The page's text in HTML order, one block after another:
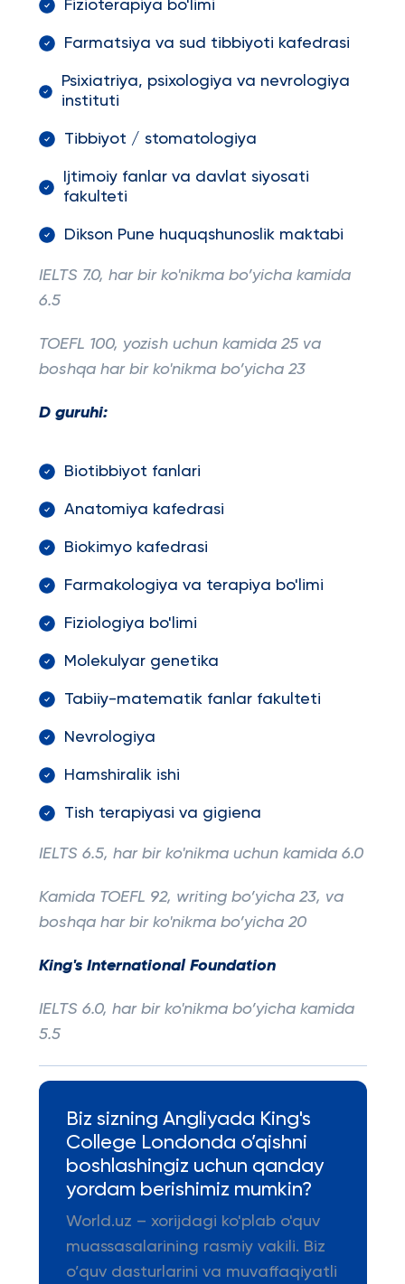
Fizioterapiya bo'limi
Farmatsiya va sud tibbiyoti kafedrasi
Psixiatriya, psixologiya va nevrologiya
instituti
Tibbiyot / stomatologiya
Ijtimoiy fanlar va davlat siyosati
fakulteti
Dikson Pune huquqshunoslik maktabi
IELTS 7.0, har bir ko'nikma bo’yicha kamida
6.5
TOEFL 100, yozish uchun kamida 25 va
boshqa har bir ko'nikma bo’yicha 23
D guruhi:
Biotibbiyot fanlari
Anatomiya kafedrasi
Biokimyo kafedrasi
Farmakologiya va terapiya bo'limi
Fiziologiya bo'limi
Molekulyar genetika
Tabiiy-matematik fanlar fakulteti
Nevrologiya
Hamshiralik ishi
Tish terapiyasi va gigiena
IELTS 6.5, har bir ko'nikma uchun kamida 6.0
Kamida TOEFL 92, writing bo’yicha 23, va
boshqa har bir ko'nikma bo’yicha 20
King's International Foundation
IELTS 6.0, har bir ko'nikma bo’yicha kamida
5.5
Biz sizning Angliyada King's
College Londonda o’qishni
boshlashingiz uchun qanday
yordam berishimiz mumkin?
World.uz – xorijdagi ko'plab o'quv
muassasalarining rasmiy vakili. Biz
o’quv dasturlarini va muvaffaqiyatli